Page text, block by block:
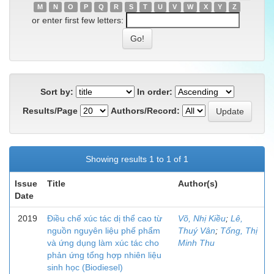
M
N O P Q R S T U V W X Y Z
or enter first few letters:
Sort by:
In order:
Results/Page
Authors/Record:
Showing results 1 to 1 of 1
Issue
Date
Title Author(s)
2019
Điều chế xúc tác dị thể cao từ
nguồn nguyên liệu phế phẩm
và ứng dụng làm xúc tác cho
phản ứng tổng hợp nhiên liệu
sinh học (Biodiesel)
Võ, Nhị Kiều; Lê,
Thuý Vân; Tống, Thị
Minh Thu